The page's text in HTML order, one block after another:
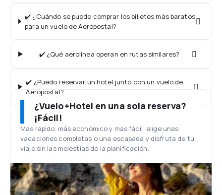
✔️ ¿Cuándo se puede comprar los billetes más baratos
para un vuelo de Aeropostal?
✔️ ¿Qué aerolínea operan en rutas similares?
✔️ ¿Puedo reservar un hotel junto con un vuelo de
Aeropostal?
¿Vuelo+Hotel en una sola reserva?
¡Fácil!
Más rápido, más económico y más fácil: elige unas
vacaciones completas o una escapada y disfruta de tu
viaje sin las molestias de la planificación.